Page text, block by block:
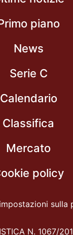
piano
News
Serie C
Calendario
Classifica
Mercato
policy
sulla
N. 1067/